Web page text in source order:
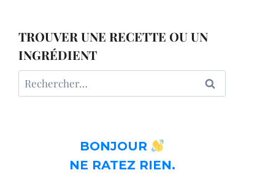
TROUVER UNE RECETTE OU UN
INGRÉDIENT
Rechercher :
BONJOUR
NE RATEZ RIEN.